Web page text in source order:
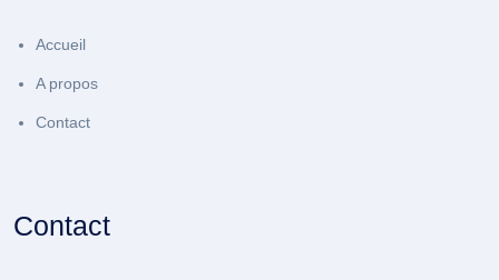
Accueil
A propos
Contact
Contact